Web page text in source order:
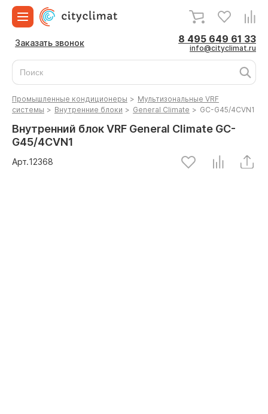
Заказать звонок 8 495 649 61 33
info@cityclimat.ru
Промышленные кондиционеры > Мультизональные VRF
системы > Внутренние блоки > General Climate > GC-G45/4CVN1
Внутренний блок VRF General Climate GC-
G45/4CVN1
Арт.12368